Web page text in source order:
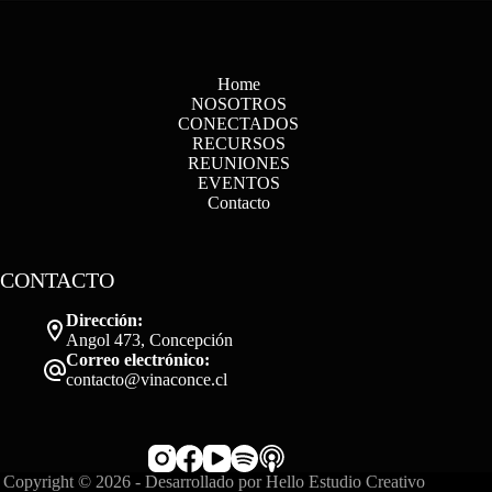
Home
NOSOTROS
CONECTADOS
RECURSOS
REUNIONES
EVENTOS
Contacto
CONTACTO
Dirección:
Angol 473, Concepción
Correo electrónico:
contacto@vinaconce.cl
Copyright © 2026 - Desarrollado porHello Estudio Creativo